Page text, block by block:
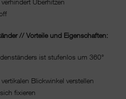
Überhitzen
// Vorteile und Eigenschaften:
ist stufenlos um 360°
Blickwinkel verstellen
fixieren